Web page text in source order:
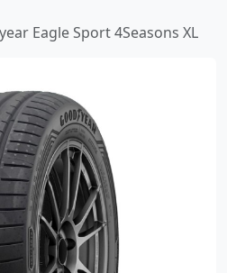
Eagle Sport 4Seasons XL